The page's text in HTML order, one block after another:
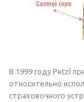
В 1999 году Petzl
относительно
страховочного